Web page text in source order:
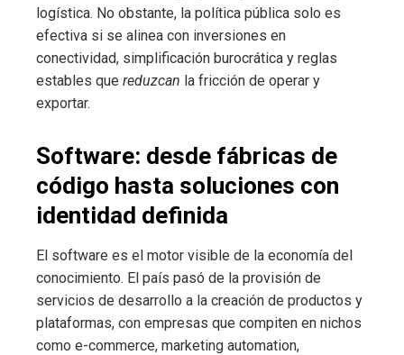
logística. No obstante, la política pública solo es
efectiva si se alinea con inversiones en
conectividad, simplificación burocrática y reglas
estables que reduzcan la fricción de operar y
exportar.
Software: desde fábricas de
código hasta soluciones con
identidad definida
El software es el motor visible de la economía del
conocimiento. El país pasó de la provisión de
servicios de desarrollo a la creación de productos y
plataformas, con empresas que compiten en nichos
como e-commerce, marketing automation,